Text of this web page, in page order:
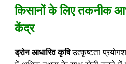
किसानों के लिए तकनीक
केंद्र
ड्रोन आधारित कृषिउत्कृष्टता